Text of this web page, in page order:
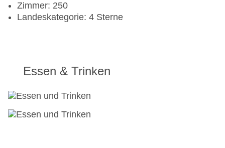
Zimmer: 250
Landeskategorie: 4 Sterne
Essen & Trinken